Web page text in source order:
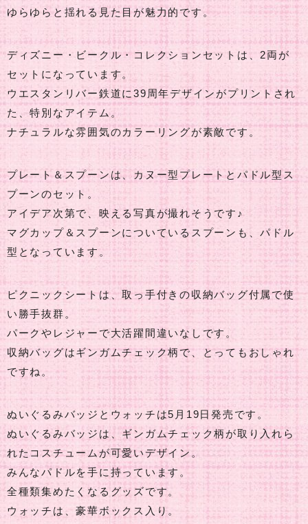
ゆらゆらと揺れる見た目が魅力的です。
ディズニー・ビークル・コレクションセットは、2両が
セットになっています。
ウエスタンリバー鉄道に39周年デザインがプリントされ
た、特別なアイテム。
ナチュラルな雰囲気のカラーリングが素敵です。
プレート＆スプーンは、カヌー型プレートとパドル型ス
プーンのセット。
アイデア次第で、映える写真が撮れそうです♪
マグカップ＆スプーンについているスプーンも、パドル
型となっています。
ピクニックシートは、取っ手付きの収納バッグ付属で使
い勝手抜群。
パークやレジャーで大活躍間違いなしです。
収納バッグはギンガムチェック柄で、とってもおしゃれ
ですね。
ぬいぐるみバッジとウォッチは5月19日発売です。
ぬいぐるみバッジは、ギンガムチェック柄が取り入れら
れたコスチュームが可愛いデザイン。
みんなパドルを手に持っています。
全種類集めたくなるグッズです。
ウォッチは、豪華ボックス入り。